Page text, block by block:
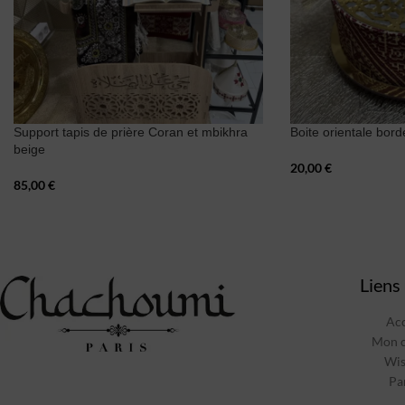
Support tapis de prière Coran et mbikhra
beige
85,00€
Boite orientale
20,00€
Mon